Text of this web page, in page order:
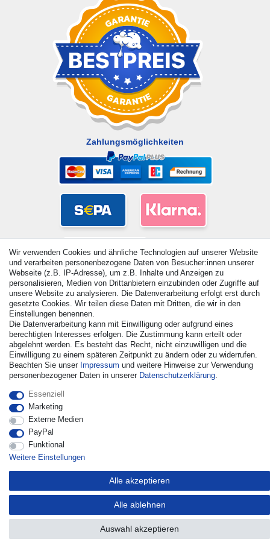
Zahlungsmöglichkeiten
© Copyright 2026 | Alle Rechte vorbehalten. - Alle Rechte
vorbehalten. Preisangaben inkl. gesetzl. 19% MwSt. |
Grundpreise siehe Artikeldetail | *Gilt für Lieferungen nach
Deutschland!
Vertrag widerrufen Kontakt
Wir verwenden Cookies und ähnliche Technologien auf unserer Website
und verarbeiten personenbezogene Daten von Besucher:innen unserer
Webseite (z.B. IP-Adresse), um z.B. Inhalte und Anzeigen zu
personalisieren, Medien von Drittanbietern einzubinden oder Zugriffe auf
unsere Website zu analysieren. Die Datenverarbeitung erfolgt erst durch
gesetzte Cookies. Wir teilen diese Daten mit Dritten, die wir in den
Einstellungen benennen.
Die Datenverarbeitung kann mit Einwilligung oder aufgrund eines
berechtigten Interesses erfolgen. Die Zustimmung kann erteilt oder
abgelehnt werden. Es besteht das Recht, nicht einzuwilligen und die
Einwilligung zu einem späteren Zeitpunkt zu ändern oder zu widerrufen.
Beachten Sie unser Impressum und weitere Hinweise zur Verwendung
personenbezogener Daten in unserer Daten­schutz­erklärung.
Essenziell
Marketing
Externe Medien
PayPal
Funktional
Weitere Einstellungen
Alle akzeptieren
Alle ablehnen
Auswahl akzeptieren